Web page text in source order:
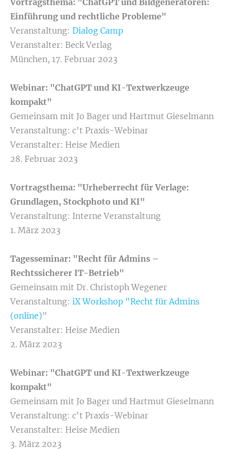
Einführung und rechtliche Probleme"
Veranstaltung: Dialog Camp
Veranstalter: Beck Verlag
München, 17. Februar 2023
Webinar: "ChatGPT und KI-Textwerkzeuge
kompakt"
Gemeinsam mit Jo Bager und Hartmut Gieselmann
Veranstaltung: c't Praxis-Webinar
Veranstalter: Heise Medien
28. Februar 2023
Vortragsthema: "Urheberrecht für Verlage:
Grundlagen, Stockphoto und KI"
Veranstaltung: Interne Veranstaltung
1. März 2023
Tagesseminar: "Recht für Admins –
Rechtssicherer IT-Betrieb"
Gemeinsam mit Dr. Christoph Wegener
Veranstaltung: iX Workshop "Recht für Admins
(online)"
Veranstalter: Heise Medien
2. März 2023
Webinar: "ChatGPT und KI-Textwerkzeuge
kompakt"
Gemeinsam mit Jo Bager und Hartmut Gieselmann
Veranstaltung: c't Praxis-Webinar
Veranstalter: Heise Medien
3. März 2023